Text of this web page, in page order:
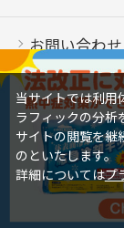
お問い合わせ
当サイトでは利用
ラフィックの分析
サイトの閲覧を継
のといたします。
詳細についてはプ